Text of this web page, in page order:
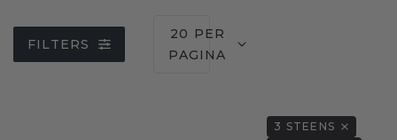
FILTERS
20 PER
PAGINA
3 STEENS